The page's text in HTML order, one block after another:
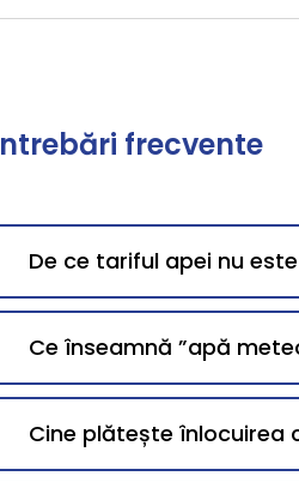
frecvente
De ce tariful apei nu
Ce înseamnă ”apă
Cine plătește înlocuirea